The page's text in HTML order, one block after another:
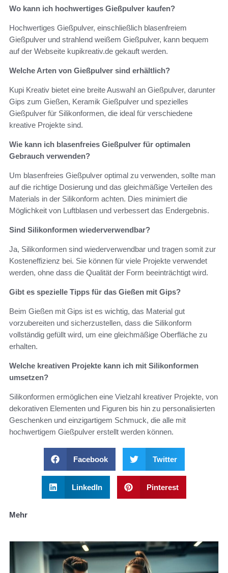
Wo kann ich hochwertiges Gießpulver kaufen?
Hochwertiges Gießpulver, einschließlich blasenfreiem
Gießpulver und strahlend weißem Gießpulver, kann bequem
auf der Webseite kupikreativ.de gekauft werden.
Welche Arten von Gießpulver sind erhältlich?
Kupi Kreativ bietet eine breite Auswahl an Gießpulver, darunter
Gips zum Gießen, Keramik Gießpulver und spezielles
Gießpulver für Silikonformen, die ideal für verschiedene
kreative Projekte sind.
Wie kann ich blasenfreies Gießpulver für optimalen
Gebrauch verwenden?
Um blasenfreies Gießpulver optimal zu verwenden, sollte man
auf die richtige Dosierung und das gleichmäßige Verteilen des
Materials in der Silikonform achten. Dies minimiert die
Möglichkeit von Luftblasen und verbessert das Endergebnis.
Sind Silikonformen wiederverwendbar?
Ja, Silikonformen sind wiederverwendbar und tragen somit zur
Kosteneffizienz bei. Sie können für viele Projekte verwendet
werden, ohne dass die Qualität der Form beeinträchtigt wird.
Gibt es spezielle Tipps für das Gießen mit Gips?
Beim Gießen mit Gips ist es wichtig, das Material gut
vorzubereiten und sicherzustellen, dass die Silikonform
vollständig gefüllt wird, um eine gleichmäßige Oberfläche zu
erhalten.
Welche kreativen Projekte kann ich mit Silikonformen
umsetzen?
Silikonformen ermöglichen eine Vielzahl kreativer Projekte, von
dekorativen Elementen und Figuren bis hin zu personalisierten
Geschenken und einzigartigem Schmuck, die alle mit
hochwertigem Gießpulver erstellt werden können.
Facebook Twitter
LinkedIn Pinterest
Mehr